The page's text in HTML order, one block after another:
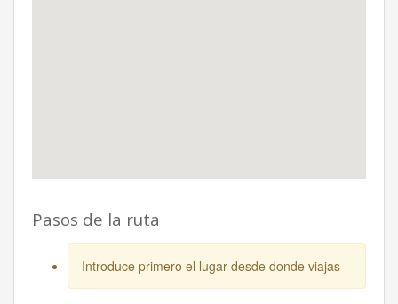
Pasos de la ruta
Introduce primero el lugar desde donde viajas